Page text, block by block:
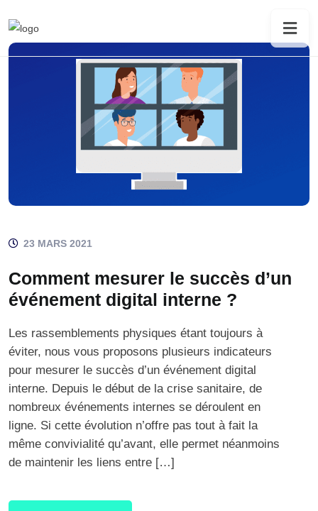
23 MARS 2021
Comment mesurer le succès d’un
événement digital interne ?
Les rassemblements physiques étant toujours à
éviter, nous vous proposons plusieurs indicateurs
pour mesurer le succès d’un événement digital
interne. Depuis le début de la crise sanitaire, de
nombreux événements internes se déroulent en
ligne. Si cette évolution n’offre pas tout à fait la
même convivialité qu’avant, elle permet néanmoins
de maintenir les liens entre […]